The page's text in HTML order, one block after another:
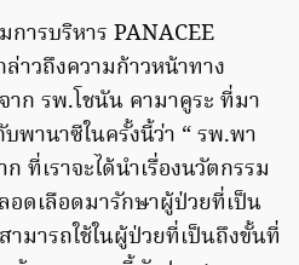
ารบริหาร PANACEE
าวถึงความก้าวหน้าทาง
ก รพ.โชนัน คามาคูระ ที่มา
พานาซีในครั้งนี้ว่า “ รพ.พา
ที่เราจะได้นำเรื่องนวัตกรรม
อดเลือดมารักษาผู้ป่วยที่เป็น
ามารถใช้ในผู้ป่วยที่เป็นถึงขั้นที่